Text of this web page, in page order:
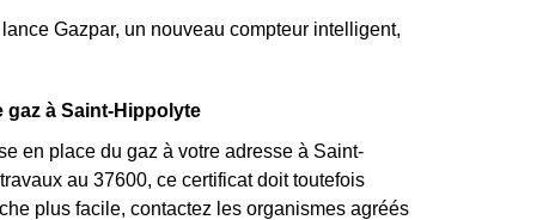
Gazpar, un nouveau compteur intelligent,
à Saint-Hippolyte
en place du gaz à votre adresse à Saint-
au 37600, ce certificat doit toutefois
plus facile, contactez les organismes agréés